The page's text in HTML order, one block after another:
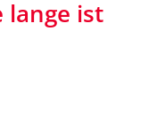
lange ist